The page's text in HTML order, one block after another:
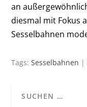
an
diesmal mit Fokus
Sesselbahnen
Tags:Sesselbahnen |